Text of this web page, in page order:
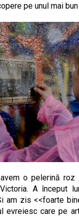
pe unul mai bun
o pelerină roz
A început
am zis <<foarte
evreiesc care pe